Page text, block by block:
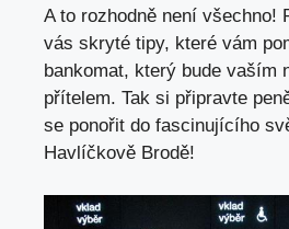
A to rozhodně není všechno!
vás skryté tipy, které vám
bankomat, který bude vaším
přítelem. Tak si připravte
se ponořit do fascinujícího
Havlíčkově Brodě!